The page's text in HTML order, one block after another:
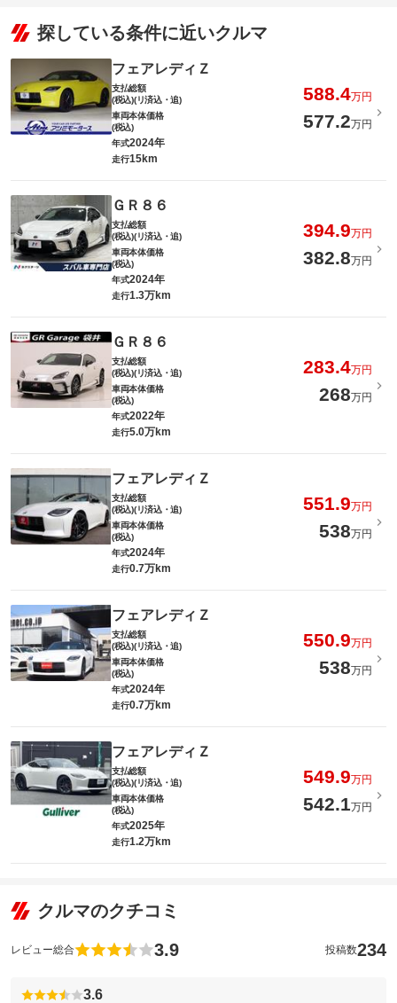
探している条件に近いクルマ
フェアレディＺ
支払総額
(税込)(リ済込・追)
588.4万円
車両本体価格
(税込)
577.2万円
年式2024年
走行15km
ＧＲ８６
支払総額
(税込)(リ済込・追)
394.9万円
車両本体価格
(税込)
382.8万円
年式2024年
走行1.3万km
ＧＲ８６
支払総額
(税込)(リ済込・追)
283.4万円
車両本体価格
(税込)
268万円
年式2022年
走行5.0万km
フェアレディＺ
支払総額
(税込)(リ済込・追)
551.9万円
車両本体価格
(税込)
538万円
年式2024年
走行0.7万km
フェアレディＺ
支払総額
(税込)(リ済込・追)
550.9万円
車両本体価格
(税込)
538万円
年式2024年
走行0.7万km
フェアレディＺ
支払総額
(税込)(リ済込・追)
549.9万円
車両本体価格
(税込)
542.1万円
年式2025年
走行1.2万km
クルマのクチコミ
レビュー総合 3.9 投稿数234
3.6